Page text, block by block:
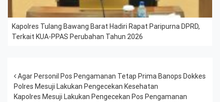
Kapolres Tulang Bawang Barat Hadiri Rapat Paripurna DPRD,
Terkait KUA-PPAS Perubahan Tahun 2026
Post navigation
Agar Personil Pos Pengamanan Tetap Prima Banops Dokkes
Polres Mesuji Lakukan Pengecekan Kesehatan
Kapolres Mesuji Lakukan Pengecekan Pos Pengamanan